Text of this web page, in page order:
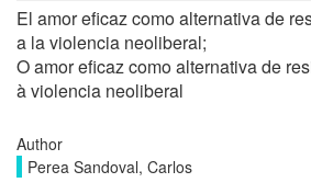
El amor eficaz como alternativa de
a la violencia neoliberal;
O amor eficaz como alternativa de
à violencia neoliberal
Author
Perea Sandoval, Carlos